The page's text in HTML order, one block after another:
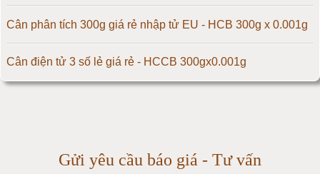
Cân điện tử 300kg
Cân điện tử 500kg
Cân điện tử 3000kg
Cân phân tích 300g giá rẻ nhập tử EU - HCB 300g x 0.001g
Cân điện tử 3 số lẻ giá rẻ - HCCB 300gx0.001g
Gửi yêu cầu báo giá - Tư vấn